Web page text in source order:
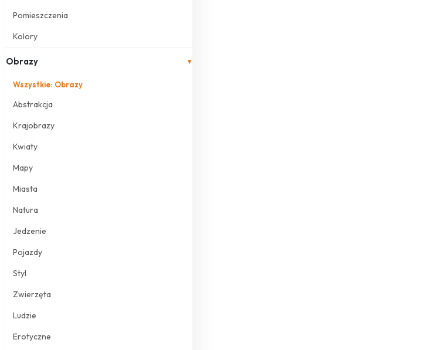
Pomieszczenia
Kolory
Obrazy ▾
Wszystkie: Obrazy
Abstrakcja
Krajobrazy
Kwiaty
Mapy
Miasta
Natura
Jedzenie
Pojazdy
Styl
Zwierzęta
Ludzie
Erotyczne